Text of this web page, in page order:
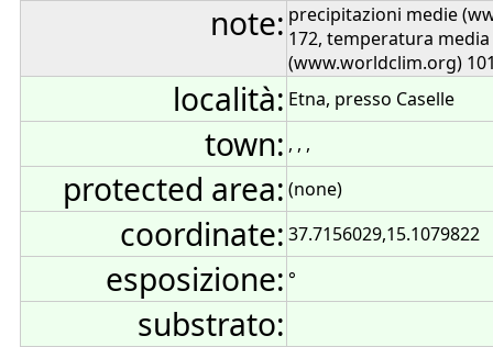
note: precipitazioni medie
172, temperatura
(www.worldclim.org)
località: Etna, presso Caselle
town: , , ,
protected area: (none)
coordinate: 37.7156029,15.1079822
esposizione: °
substrato: